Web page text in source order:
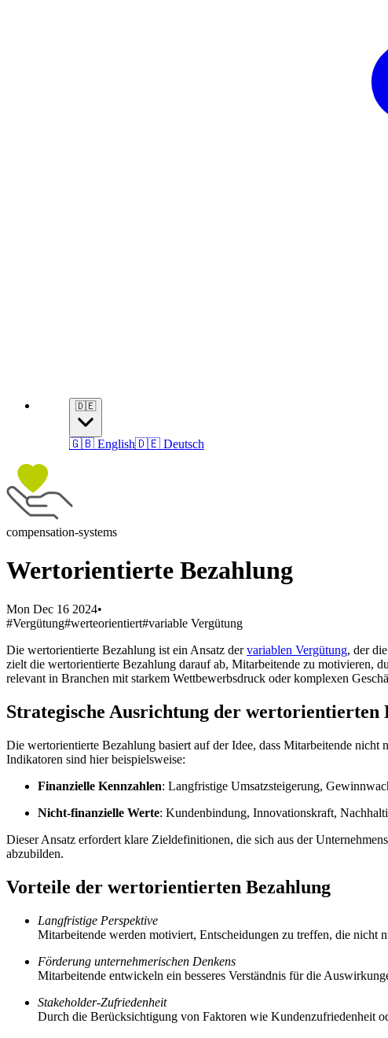
🇩🇪
🇬🇧 English🇩🇪 Deutsch
compensation-systems
Wertorientierte Bezahlung
Mon Dec 16 2024•
#Vergütung#werteorientiert#variable Vergütung
Die wertorientierte Bezahlung ist ein Ansatz dervariablen Vergütung, der
zielt die wertorientierte Bezahlung darauf ab, Mitarbeitende zu motivieren,
relevant in Branchen mit starkem Wettbewerbsdruck oder komplexen
Strategische Ausrichtung der wertorientierten
Die wertorientierte Bezahlung basiert auf der Idee, dass Mitarbeitende
Indikatoren sind hier beispielsweise:
Finanzielle Kennzahlen: Langfristige Umsatzsteigerung,
Nicht-finanzielle Werte: Kundenbindung, Innovationskraft,
Dieser Ansatz erfordert klare Zieldefinitionen, die sich aus der
abzubilden.
Vorteile der wertorientierten Bezahlung
Langfristige Perspektive
Mitarbeitende werden motiviert, Entscheidungen zu treffen, die nicht
Förderung unternehmerischen Denkens
Mitarbeitende entwickeln ein besseres Verständnis für die
Stakeholder-Zufriedenheit
Durch die Berücksichtigung von Faktoren wie Kundenzufriedenheit